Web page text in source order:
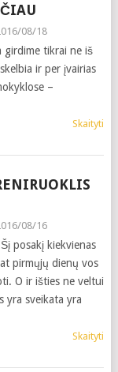
08/18
girdime tikrai ne iš
ir per įvairias
–
Skaityti
08/16
posakį kiekvienas
pirmųjų dienų vos
O ir išties ne veltui
yra sveikata yra
Skaityti